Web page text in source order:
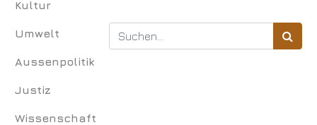
Kultur
Umwelt
Aussenpolitik
Justiz
Wissenschaft